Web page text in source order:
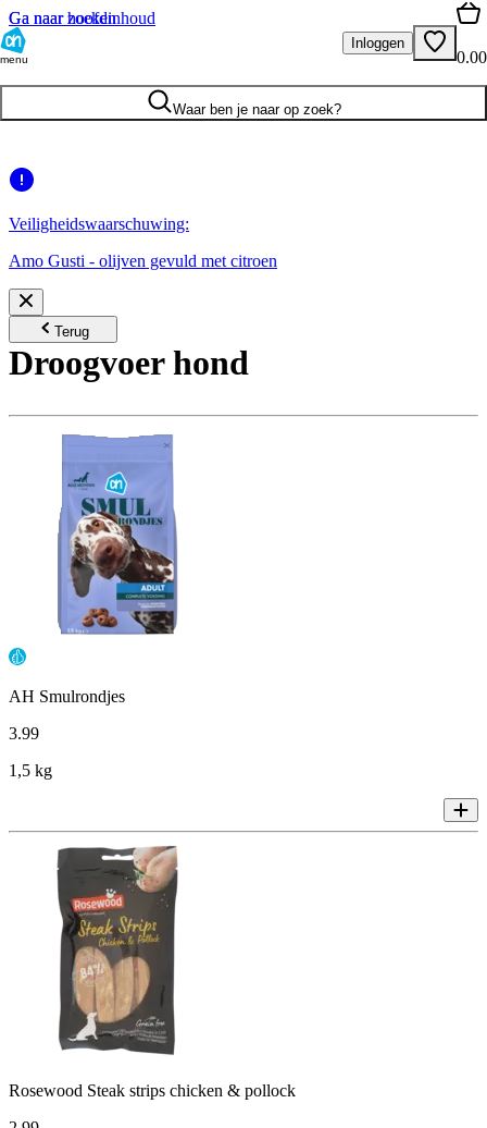
Ga naar hoofdinhoud
Ga naar zoeken
menu
Inloggen
0.00
Waar ben je naar op zoek?
Veiligheidswaarschuwing:
Amo Gusti - olijven gevuld met citroen
Terug
Droogvoer hond
AH Smulrondjes
3.99
1,5 kg
Rosewood Steak strips chicken & pollock